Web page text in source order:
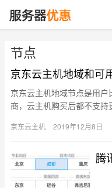
节点
京东云主机地域和可
京东云主机地域节点是用
商，云主机购买后都不支
京东云主机 2019年12月8日
腾